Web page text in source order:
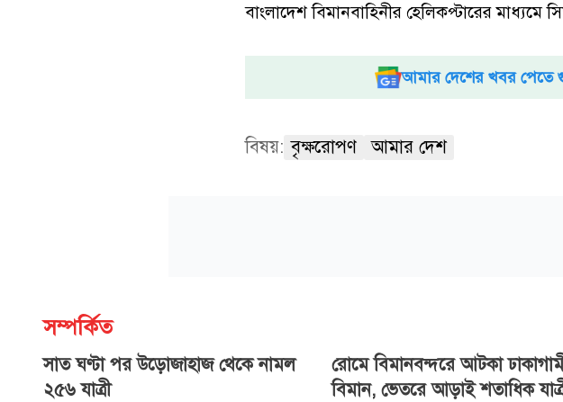
বাংলাদেশ বিমানবাহিনীর হেলিকপ্টারের মাধ্যমে
আমার দেশের খবর
বিষয়: বৃক্ষরোপণ আমার দেশ
সম্পর্কিত
সাত ঘণ্টা পর উড়োজাহাজ থেকে নামল
২৫৬ যাত্রী
রোমে বিমানবন্দরে আটকা
বিমান, ভেতরে আড়াই শতাধিক